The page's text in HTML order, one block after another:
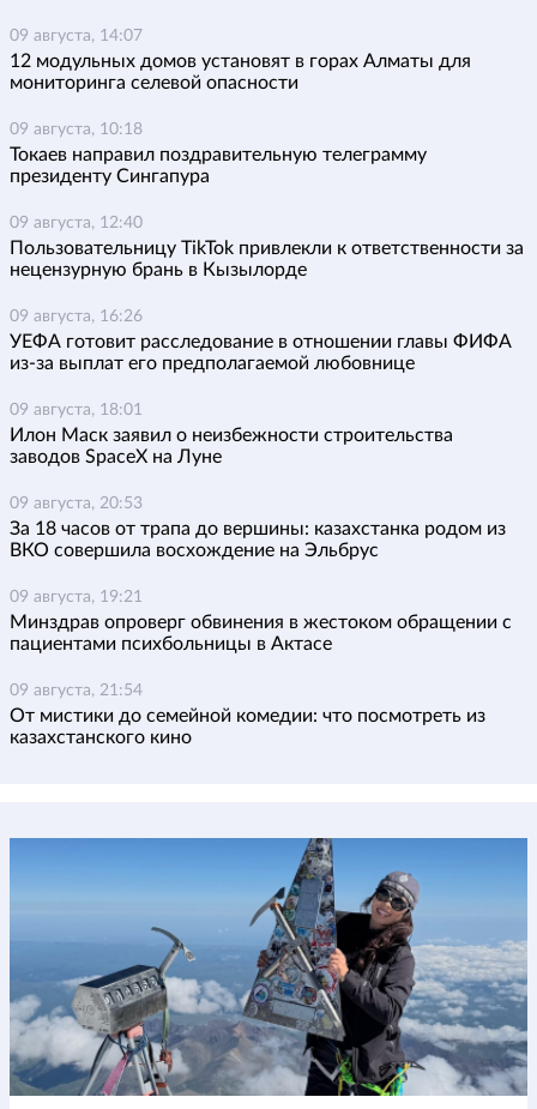
09 августа, 14:07
12 модульных домов установят в горах Алматы для
мониторинга селевой опасности
09 августа, 10:18
Токаев направил поздравительную телеграмму
президенту Сингапура
09 августа, 12:40
Пользовательницу TikTok привлекли к ответственности за
нецензурную брань в Кызылорде
09 августа, 16:26
УЕФА готовит расследование в отношении главы ФИФА
из-за выплат его предполагаемой любовнице
09 августа, 18:01
Илон Маск заявил о неизбежности строительства
заводов SpaceX на Луне
09 августа, 20:53
За 18 часов от трапа до вершины: казахстанка родом из
ВКО совершила восхождение на Эльбрус
09 августа, 19:21
Минздрав опроверг обвинения в жестоком обращении с
пациентами психбольницы в Актасе
09 августа, 21:54
От мистики до семейной комедии: что посмотреть из
казахстанского кино